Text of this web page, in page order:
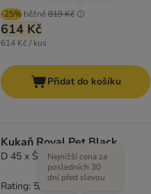
-25% běžně819 Kč
614 Kč
614 Kč / kus
Přidat do košíku
Kukaň Royal Pet Black
D 45 x Š 45 x V 45 cm
Nejnižší cena za
posledních 30
dní před slevou
Rating: 5/5